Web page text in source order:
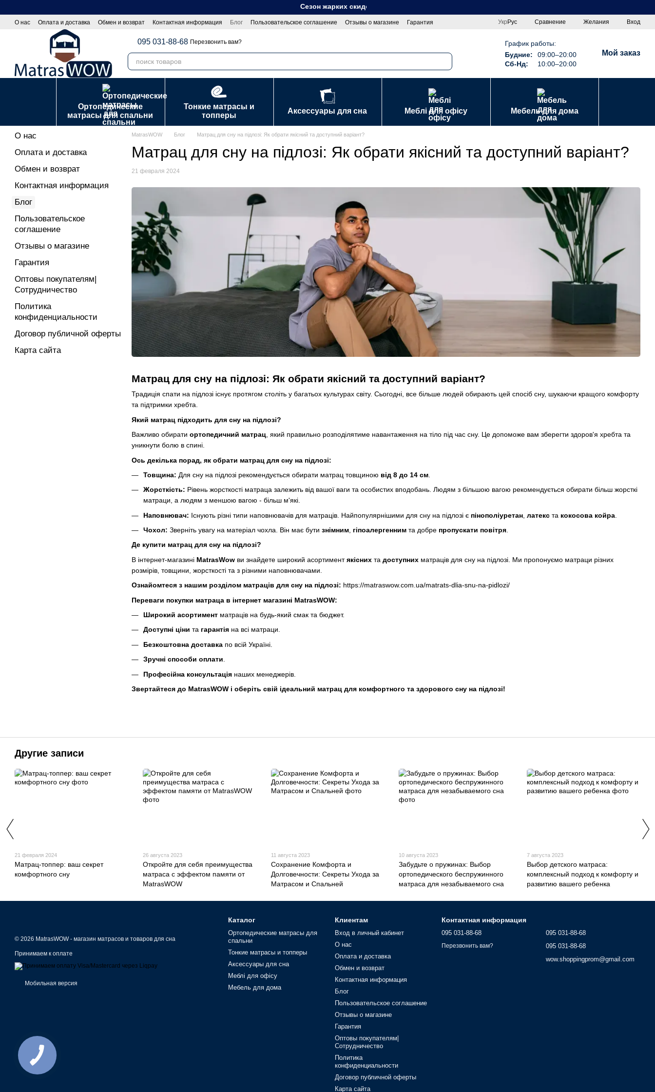
Сезон жарких скидок!.
О нас Оплата и доставка Обмен и возврат Контактная информация Блог Пользовательское соглашение Отзывы о магазине
Гарантия
Оптовы покупателям|Сотрудничество
Укр Рус Сравнение Желания Вход
095 031-88-68 Перезвонить вам?
График работы:
Будние:
09:00–20:00
Сб-Нд:
10:00–20:00
Мой заказ
Ортопедические
матрасы для спальни
Тонкие матрасы и
топперы
Аксессуары для сна Меблі для офісу Мебель для дома
MatrasWOW Блог Матрац для сну на підлозі: Як обрати якісний та доступний варіант?
Матрац для сну на підлозі: Як обрати якісний та доступний варіант?
21 февраля 2024
Матрац для сну на підлозі: Як обрати якісний та доступний варіант?
Традиція спати на підлозі існує протягом століть у багатьох культурах світу. Сьогодні, все більше людей обирають цей спосіб сну, шукаючи кращого комфорту
та підтримки хребта.
Який матрац підходить для сну на підлозі?
Важливо обирати ортопедичний матрац , який правильно розподілятиме навантаження на тіло під час сну. Це допоможе вам зберегти здоров'я хребта та
уникнути болю в спині.
Ось декілька порад, як обрати матрац для сну на підлозі:
Товщина: Для сну на підлозі рекомендується обирати матрац товщиною від 8 до 14 см
Жорсткість: Рівень жорсткості матраца залежить від вашої ваги та особистих вподобань. Людям з більшою вагою рекомендується обирати більш жорсткі
матраци, а людям з меншою вагою - більш м'які.
Наповнювач: Існують різні типи наповнювачів для матраців. Найпопулярнішими для сну на підлозі є пінополіуретан латекс та кокосова койра
Чохол: Зверніть увагу на матеріал чохла. Він має бути знімним гіпоалергенним та добре пропускати повітря
Де купити матрац для сну на підлозі?
В інтернет-магазині MatrasWow ви знайдете широкий асортиментякісних та доступних матраців для сну на підлозі. Ми пропонуємо матраци різних
розмірів, товщини, жорсткості та з різними наповнювачами.
Ознайомтеся з нашим розділом матраців для сну на підлозі: https://matraswow.com.ua/matrats-dlia-snu-na-pidlozi/
Переваги покупки матраца в інтернет магазині MatrasWOW:
Широкий асортимент матраців на будь-який смак та бюджет.
Доступні ціни та гарантія на всі матраци.
Безкоштовна доставка по всій Україні.
Зручні способи оплати
Професійна консультація наших менеджерів.
Звертайтеся до MatrasWOW і оберіть свій ідеальний матрац для комфортного та здорового сну на підлозі!
О нас
Оплата и доставка
Обмен и возврат
Контактная информация
Блог
Пользовательское
соглашение
Отзывы о магазине
Гарантия
Оптовы покупателям|
Сотрудничество
Политика
конфиденциальности
Договор публичной оферты
Карта сайта
Другие записи
21 февраля 2024
Матрац-топпер: ваш секрет
комфортного сну
26 августа 2023
Откройте для себя преимущества
матраса с эффектом памяти от
MatrasWOW
11 августа 2023
Сохранение Комфорта и
Долговечности: Секреты Ухода за
Матрасом и Спальней
10 августа 2023
Забудьте о пружинах: Выбор
ортопедического беспружинного
матраса для незабываемого сна
7 августа 2023
Выбор детского матраса:
комплексный подход к комфорту и
развитию вашего ребенка
© 2026 MatrasWOW - магазин матрасов и товаров для сна
Принимаем к оплате
Мобильная версия
Каталог
Ортопедические матрасы для
спальни
Тонкие матрасы и топперы
Аксессуары для сна
Меблі для офісу
Мебель для дома
Клиентам
Вход в личный кабинет
О нас
Оплата и доставка
Обмен и возврат
Контактная информация
Блог
Пользовательское соглашение
Отзывы о магазине
Гарантия
Оптовы покупателям|
Сотрудничество
Политика
конфиденциальности
Договор публичной оферты
Карта сайта
Контактная информация
095 031-88-68
Перезвонить вам?
095 031-88-68
095 031-88-68
wow.shoppingprom@gmail.com